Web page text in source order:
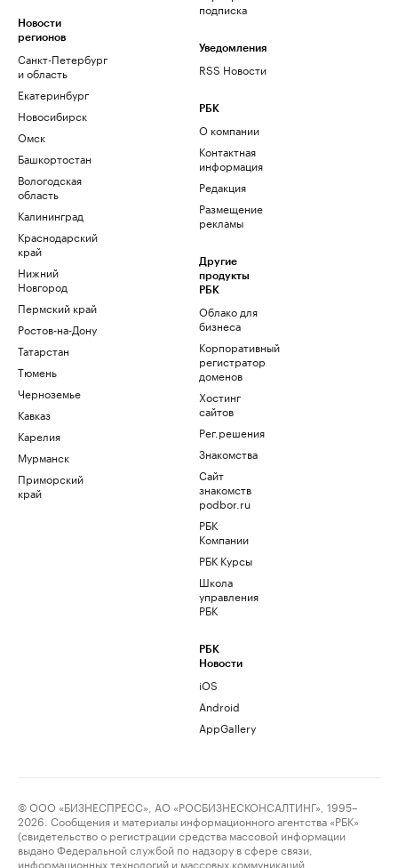
Новости
регионов
Санкт-Петербург
и область
Екатеринбург
Новосибирск
Омск
Башкортостан
Вологодская
область
Калининград
Краснодарский
край
Нижний
Новгород
Пермский край
Ростов-на-Дону
Татарстан
Тюмень
Черноземье
Кавказ
Карелия
Мурманск
Приморский
край
подписка
Уведомления
RSS Новости
РБК
О компании
Контактная
информация
Редакция
Размещение
рекламы
Другие
продукты
РБК
Облако для
бизнеса
Корпоративный
регистратор
доменов
Хостинг
сайтов
Рег.решения
Знакомства
Сайт
знакомств
podbor.ru
РБК
Компании
РБК Курсы
Школа
управления
РБК
РБК
Новости
iOS
Android
AppGallery
© ООО «БИЗНЕСПРЕСС», АО «РОСБИЗНЕСКОНСАЛТИНГ», 1995–
2026. Сообщения и материалы информационного агентства «РБК»
(свидетельство о регистрации средства массовой информации
выдано Федеральной службой по надзору в сфере связи,
информационных технологий и массовых коммуникаций